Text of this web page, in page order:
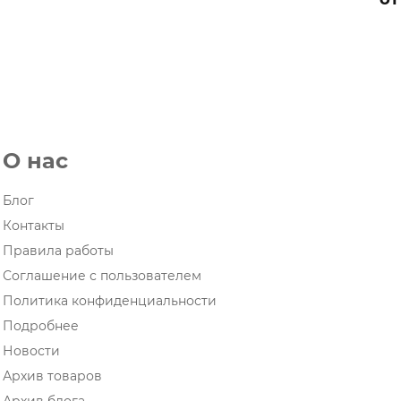
О нас
Блог
Контакты
Правила работы
Соглашение с пользователем
Политика конфиденциальности
Подробнее
Новости
Архив товаров